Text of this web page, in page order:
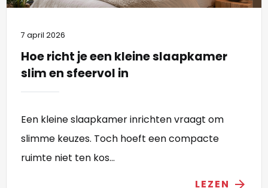
7 april 2026
Hoe richt je een kleine slaapkamer
slim en sfeervol in
Een kleine slaapkamer inrichten vraagt om
slimme keuzes. Toch hoeft een compacte
ruimte niet ten kos...
LEZEN arrow_forward